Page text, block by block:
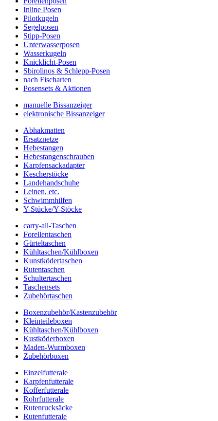
Inline Posen
Pilotkugeln
Segelposen
Stipp-Posen
Unterwasserposen
Wasserkugeln
Knicklicht-Posen
Sbirolinos & Schlepp-Posen
nach Fischarten
Posensets & Aktionen
manuelle Bissanzeiger
elektronische Bissanzeiger
Abhakmatten
Ersatznetze
Hebestangen
Hebestangenschrauben
Karpfensackadapter
Kescherstöcke
Landehandschuhe
Leinen, etc.
Schwimmhilfen
Y-Stücke/Y-Stöcke
carry-all-Taschen
Forellentaschen
Gürteltaschen
Kühltaschen/Kühlboxen
Kunstködertaschen
Rutentaschen
Schultertaschen
Taschensets
Zubehörtaschen
Boxenzubehör/Kastenzubehör
Kleinteileboxen
Kühltaschen/Kühlboxen
Kustköderboxen
Maden-Wurmboxen
Zubehörboxen
Einzelfutterale
Karpfenfutterale
Kofferfutterale
Rohrfutterale
Rutenrucksäcke
Rutenfutterale